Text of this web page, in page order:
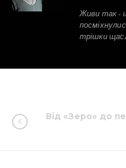
Живи так -
трішки
Від «Зеро» до